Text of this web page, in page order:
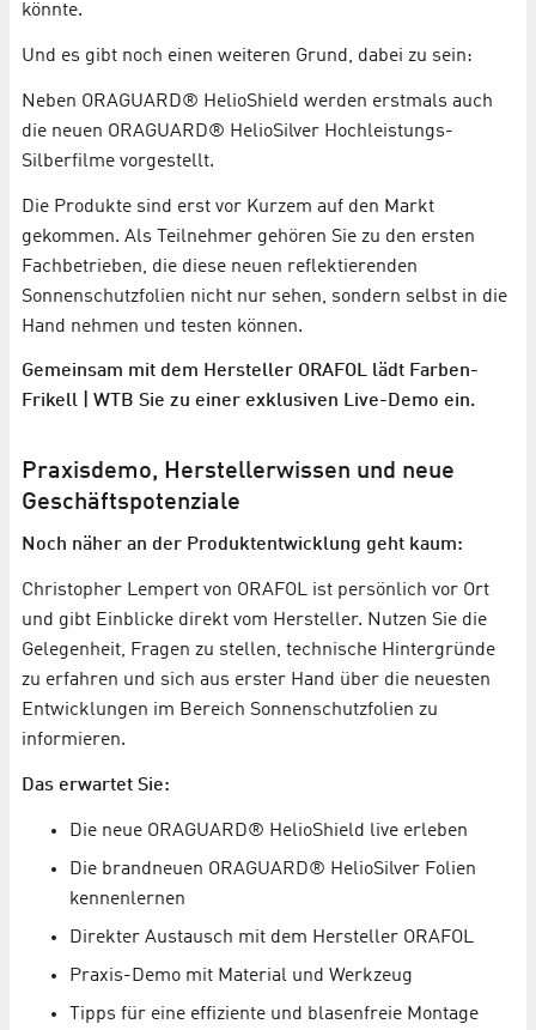
könnte.
Und es gibt noch einen weiteren Grund, dabei zu sein:
Neben ORAGUARD® HelioShield werden erstmals auch
die neuen ORAGUARD® HelioSilver Hochleistungs-
Silberfilme vorgestellt.
Die Produkte sind erst vor Kurzem auf den Markt
gekommen. Als Teilnehmer gehören Sie zu den ersten
Fachbetrieben, die diese neuen reflektierenden
Sonnenschutzfolien nicht nur sehen, sondern selbst in die
Hand nehmen und testen können.
Gemeinsam mit dem Hersteller ORAFOL lädt Farben-
Frikell | WTB Sie zu einer exklusiven Live-Demo ein.
Praxisdemo, Herstellerwissen und neue
Geschäftspotenziale
Noch näher an der Produktentwicklung geht kaum:
Christopher Lempert von ORAFOL ist persönlich vor Ort
und gibt Einblicke direkt vom Hersteller. Nutzen Sie die
Gelegenheit, Fragen zu stellen, technische Hintergründe
zu erfahren und sich aus erster Hand über die neuesten
Entwicklungen im Bereich Sonnenschutzfolien zu
informieren.
Das erwartet Sie:
Die neue ORAGUARD® HelioShield live erleben
Die brandneuen ORAGUARD® HelioSilver Folien
kennenlernen
Direkter Austausch mit dem Hersteller ORAFOL
Praxis-Demo mit Material und Werkzeug
Tipps für eine effiziente und blasenfreie Montage